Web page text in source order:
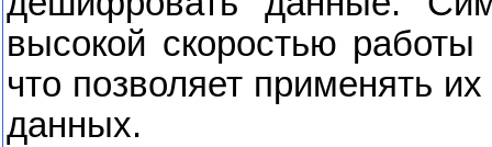
высокой скоростью
что позволяет применять
данных.